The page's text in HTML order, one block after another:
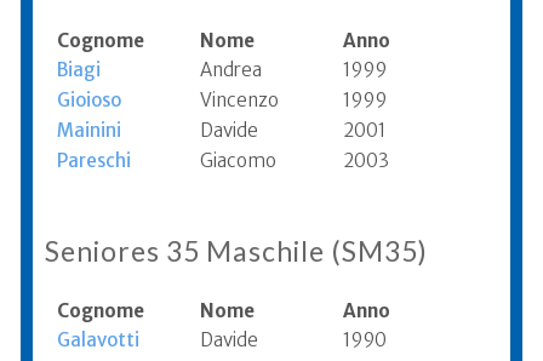
Cognome Nome
Anno
Biagi
Andrea
1999
Gioioso
Vincenzo
1999
Mainini
Davide
2001
Pareschi
Giacomo 2003
Seniores 35 Maschile (SM35)
Cognome Nome
Anno
Galavotti
Davide
1990